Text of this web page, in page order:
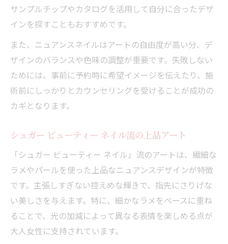
サンプルチップやカタログを活用して自分に合ったデザ
インを探すこともおすすめです。
また、ニュアンスネイルはアートの自由度が高い分、デ
ザインのバランスや色味の調整が重要です。失敗しない
ためには、事前に予約時に希望イメージを伝えたり、施
術前にしっかりとカウンセリングを受けることが成功の
カギとなります。
シュガー ビューティー ネイル流の上品アート
「シュガー ビューティー ネイル」流のアートは、繊細な
ラメやパールを使った上品なニュアンスデザインが特徴
です。主張しすぎない控えめな輝きで、指先にさりげな
い美しさを与えます。特に、細かなラメをベースに重ね
ることで、光の加減によって異なる表情を楽しめる点が
大人女性に支持されています。